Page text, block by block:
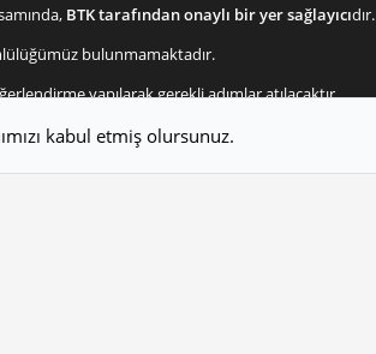
BTK tarafından onaylı bir yer sağlayıcıdır.
bulunmamaktadır.
yapılarak gerekli adımlar atılacaktır.
Bize ulaşın
kabul etmiş olursunuz.